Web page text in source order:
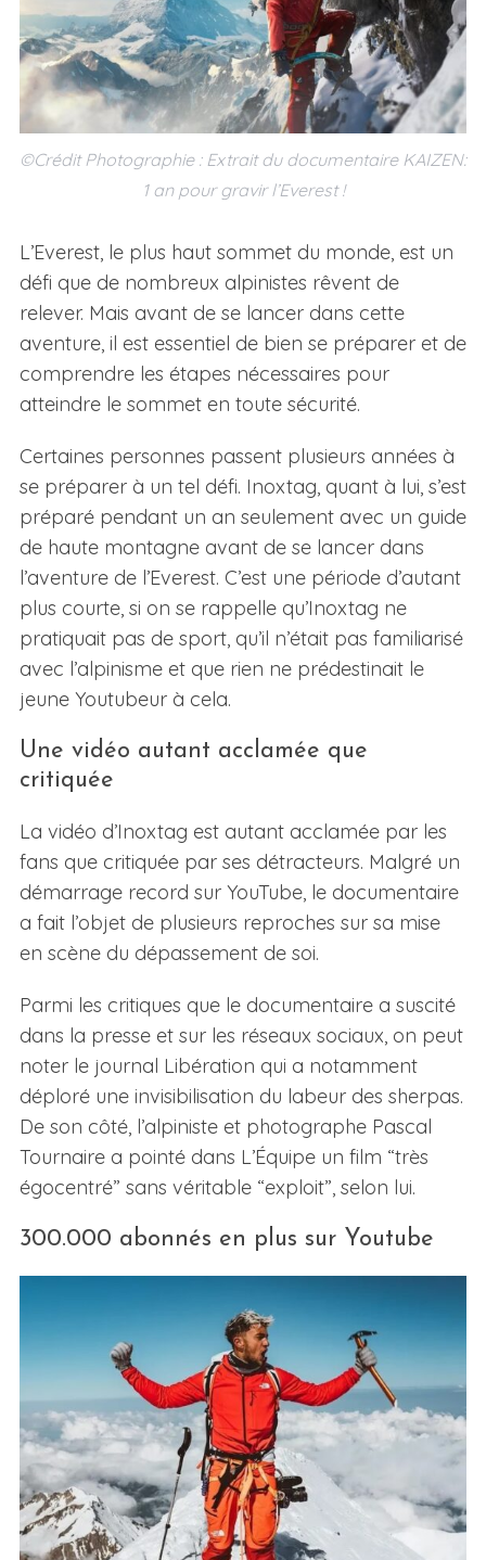
©Crédit Photographie : Extrait du documentaire KAIZEN:
1 an pour gravir l’Everest !
L’Everest, le plus haut sommet du monde, est un
défi que de nombreux alpinistes rêvent de
relever. Mais avant de se lancer dans cette
aventure, il est essentiel de bien se préparer et de
comprendre les étapes nécessaires pour
atteindre le sommet en toute sécurité.
Certaines personnes passent plusieurs années à
se préparer à un tel défi. Inoxtag, quant à lui, s’est
préparé pendant un an seulement avec un guide
de haute montagne avant de se lancer dans
l’aventure de l’Everest. C’est une période d’autant
plus courte, si on se rappelle qu’Inoxtag ne
pratiquait pas de sport, qu’il n’était pas familiarisé
avec l’alpinisme et que rien ne prédestinait le
jeune Youtubeur à cela.
Une vidéo autant acclamée que
critiquée
La vidéo d’Inoxtag est autant acclamée par les
fans que critiquée par ses détracteurs. Malgré un
démarrage record sur YouTube, le documentaire
a fait l’objet de plusieurs reproches sur sa mise
en scène du dépassement de soi.
Parmi les critiques que le documentaire a suscité
dans la presse et sur les réseaux sociaux, on peut
noter le journal Libération qui a notamment
déploré une invisibilisation du labeur des sherpas.
De son côté, l’alpiniste et photographe Pascal
Tournaire a pointé dans L’Équipe un film “très
égocentré” sans véritable “exploit”, selon lui.
300.000 abonnés en plus sur Youtube